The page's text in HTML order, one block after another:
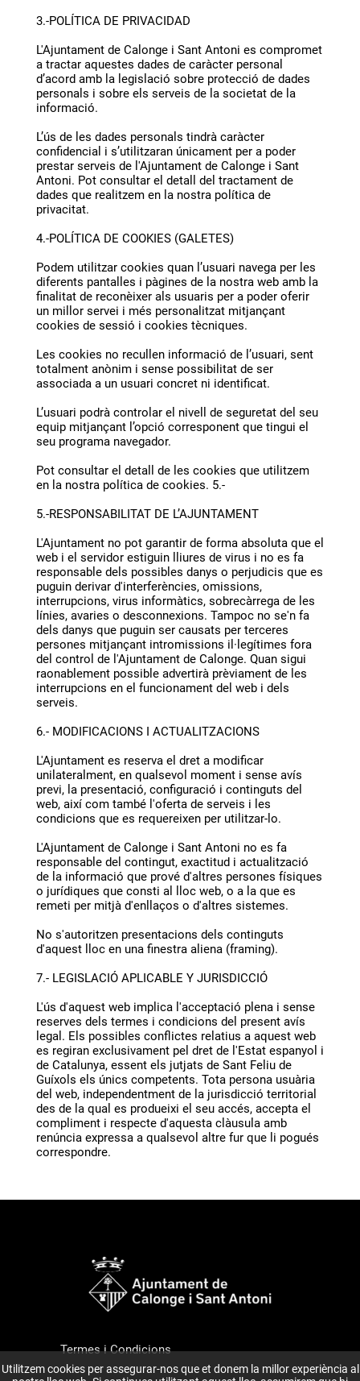
Utilitzem cookies per assegurar-nos que et donem la millor experiència al
3.-POLÍTICA DE PRIVACIDAD
L'Ajuntament de Calonge i Sant Antoni es compromet
a tractar aquestes dades de caràcter personal
d’acord amb la legislació sobre protecció de dades
personals i sobre els serveis de la societat de la
informació.
L’ús de les dades personals tindrà caràcter
confidencial i s’utilitzaran únicament per a poder
prestar serveis de l'Ajuntament de Calonge i Sant
Antoni. Pot consultar el detall del tractament de
dades que realitzem en la nostra política de
privacitat.
4.-POLÍTICA DE COOKIES (GALETES)
Podem utilitzar cookies quan l’usuari navega per les
diferents pantalles i pàgines de la nostra web amb la
finalitat de reconèixer als usuaris per a poder oferir
un millor servei i més personalitzat mitjançant
cookies de sessió i cookies tècniques.
Les cookies no recullen informació de l’usuari, sent
totalment anònim i sense possibilitat de ser
associada a un usuari concret ni identificat.
L’usuari podrà controlar el nivell de seguretat del seu
equip mitjançant l’opció corresponent que tingui el
seu programa navegador.
Pot consultar el detall de les cookies que utilitzem
en la nostra política de cookies. 5.-
5.-RESPONSABILITAT DE L’AJUNTAMENT
L'Ajuntament no pot garantir de forma absoluta que el
web i el servidor estiguin lliures de virus i no es fa
responsable dels possibles danys o perjudicis que es
puguin derivar d'interferències, omissions,
interrupcions, virus informàtics, sobrecàrrega de les
línies, avaries o desconnexions. Tampoc no se'n fa
dels danys que puguin ser causats per terceres
persones mitjançant intromissions il·legítimes fora
del control de l'Ajuntament de Calonge. Quan sigui
raonablement possible advertirà prèviament de les
interrupcions en el funcionament del web i dels
serveis.
6.- MODIFICACIONS I ACTUALITZACIONS
L'Ajuntament es reserva el dret a modificar
unilateralment, en qualsevol moment i sense avís
previ, la presentació, configuració i continguts del
web, així com també l'oferta de serveis i les
condicions que es requereixen per utilitzar-lo.
L'Ajuntament de Calonge i Sant Antoni no es fa
responsable del contingut, exactitud i actualització
de la informació que prové d'altres persones físiques
o jurídiques que consti al lloc web, o a la que es
remeti per mitjà d'enllaços o d'altres sistemes.
No s'autoritzen presentacions dels continguts
d'aquest lloc en una finestra aliena (framing).
7.- LEGISLACIÓ APLICABLE Y JURISDICCIÓ
L'ús d'aquest web implica l'acceptació plena i sense
reserves dels termes i condicions del present avís
legal. Els possibles conflictes relatius a aquest web
es regiran exclusivament pel dret de l'Estat espanyol i
de Catalunya, essent els jutjats de Sant Feliu de
Guíxols els únics competents. Tota persona usuària
del web, independentment de la jurisdicció territorial
des de la qual es produeixi el seu accés, accepta el
compliment i respecte d'aquesta clàusula amb
renúncia expressa a qualsevol altre fur que li pogués
correspondre.
Termes i Condicions